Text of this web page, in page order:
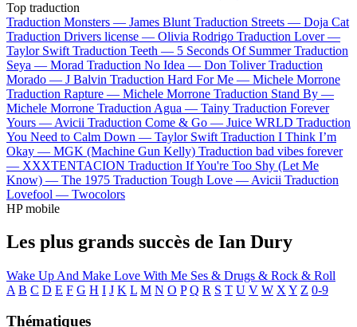
Top traduction
Traduction Monsters — James Blunt Traduction Streets — Doja Cat
Traduction Drivers license — Olivia Rodrigo Traduction Lover —
Taylor Swift Traduction Teeth — 5 Seconds Of Summer Traduction
Seya — Morad Traduction No Idea — Don Toliver Traduction
Morado — J Balvin Traduction Hard For Me — Michele Morrone
Traduction Rapture — Michele Morrone Traduction Stand By —
Michele Morrone Traduction Agua — Tainy Traduction Forever
Yours — Avicii Traduction Come & Go — Juice WRLD Traduction
You Need to Calm Down — Taylor Swift Traduction I Think I’m
Okay — MGK (Machine Gun Kelly) Traduction bad vibes forever
— XXXTENTACION Traduction If You're Too Shy (Let Me
Know) — The 1975 Traduction Tough Love — Avicii Traduction
Lovefool — Twocolors
HP mobile
Les plus grands succès de Ian Dury
Wake Up And Make Love With Me Ses & Drugs & Rock & Roll
A B C D E F G H I J K L M N O P Q R S T U V W X Y Z 0-9
Thématiques